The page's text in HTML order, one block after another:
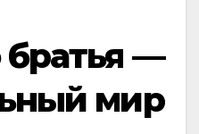
—
мир